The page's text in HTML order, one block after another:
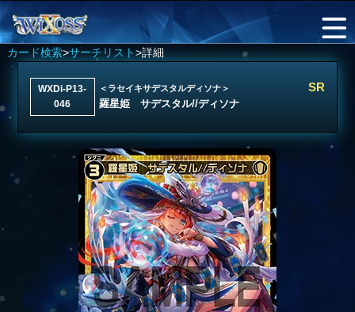
カード検索>サーチリスト>詳細
WXDi-P13-
046
＜ラセイキサデスタルディソナ＞
羅星姫 サデスタル//ディソナ
SR